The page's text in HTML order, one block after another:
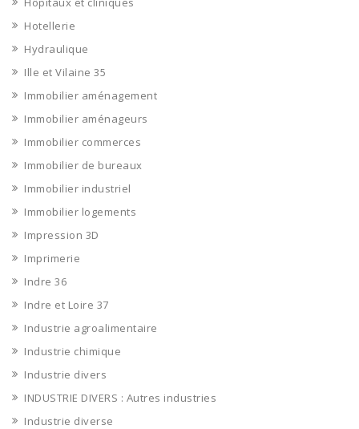
Hotellerie
Hydraulique
Ille et Vilaine 35
Immobilier aménagement
Immobilier aménageurs
Immobilier commerces
Immobilier de bureaux
Immobilier industriel
Immobilier logements
Impression 3D
Imprimerie
Indre 36
Indre et Loire 37
Industrie agroalimentaire
Industrie chimique
Industrie divers
INDUSTRIE DIVERS : Autres industries
Industrie diverse